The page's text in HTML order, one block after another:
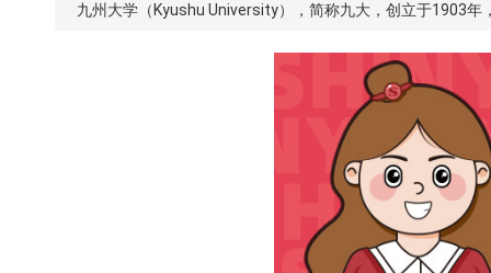
九州大学（Kyushu University），简称九大，创立于1903